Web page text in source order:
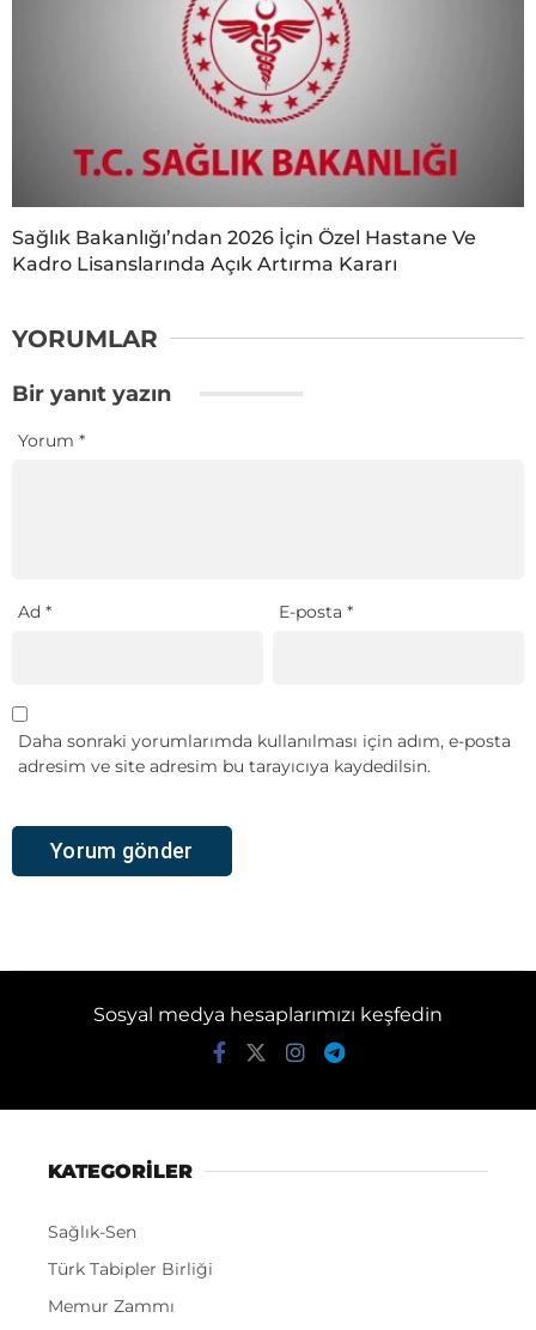
Sağlık Bakanlığı’ndan 2026 İçin Özel Hastane Ve
Kadro Lisanslarında Açık Artırma Kararı
YORUMLAR
Bir yanıt yazın
Yorum *
Ad * E-posta*
Daha sonraki yorumlarımda kullanılması için adım, e-posta
adresim ve site adresim bu tarayıcıya kaydedilsin.
Sosyal medya hesaplarımızı keşfedin
KATEGORİLER
Sağlık-Sen
Türk Tabipler Birliği
Memur Zammı